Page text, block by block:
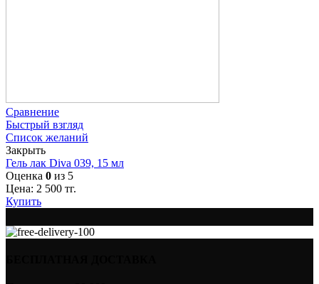
Сравнение
Быстрый взгляд
Список желаний
Закрыть
Гель лак Diva 039, 15 мл
Оценка 0 из 5
Цена: 2 500 тг.
Купить